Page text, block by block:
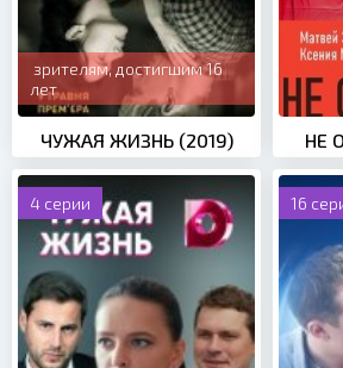
зрителям, достигшим 16
лет
ЧУЖАЯ ЖИЗНЬ (2019) НЕ
4 серии 16